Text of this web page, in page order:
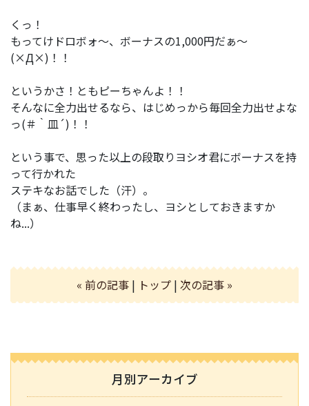
くっ！
もってけドロボォ～、ボーナスの1,000円だぁ～
(×Д×)！！
というかさ！ともピーちゃんよ！！
そんなに全力出せるなら、はじめっから毎回全力出せよな
っ(＃｀皿´)！！
という事で、思った以上の段取りヨシオ君にボーナスを持
って行かれた
ステキなお話でした（汗）。
（まぁ、仕事早く終わったし、ヨシとしておきますか
ね...）
« 前の記事 | トップ | 次の記事 »
月別アーカイブ